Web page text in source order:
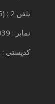
تلفن 2 : (15 خط) 88504949
نمابر : 88744039
کدپستی : 1587975413